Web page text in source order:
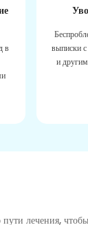
в
выписки
и
лечения,